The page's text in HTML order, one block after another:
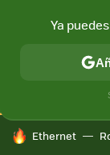
CONECTIVIDAD
HOY SE HABLA
Ethernet
Ya